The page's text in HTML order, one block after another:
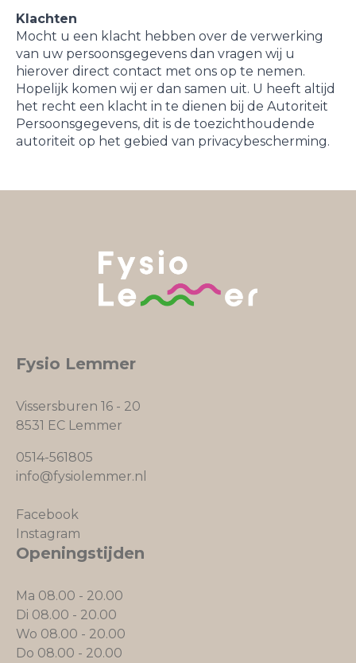
Klachten
Mocht u een klacht hebben over de verwerking
van uw persoonsgegevens dan vragen wij u
hierover direct contact met ons op te nemen.
Hopelijk komen wij er dan samen uit. U heeft altijd
het recht een klacht in te dienen bij de Autoriteit
Persoonsgegevens, dit is de toezichthoudende
autoriteit op het gebied van privacybescherming.
Fysio Lemmer
Vissersburen 16 - 20
8531 EC Lemmer
0514-561805
info@fysiolemmer.nl
Facebook
Instagram
Openingstijden
Ma 08.00 - 20.00
Di 08.00 - 20.00
Wo 08.00 - 20.00
Do 08.00 - 20.00